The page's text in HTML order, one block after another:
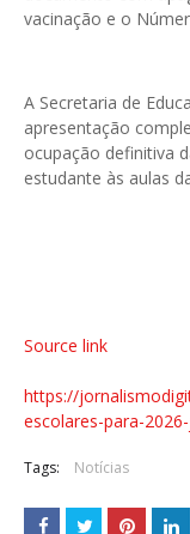
vacinação e o
A Secretaria de
apresentação
ocupação definitiva
estudante às aulas
Source link
https://
escolares-para-
Tags: Notícias